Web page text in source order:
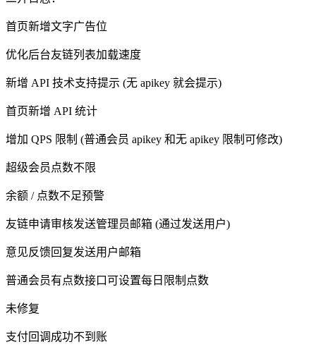
首页新增文字广告位
优化后台友链列表加载速度
新增 API 技术支持提示 (无 apikey 就会提示)
首页新增 API 统计
增加 QPS 限制 (普通会员 apikey 和无 apikey 限制可修改)
超级会员点数不限
余额 / 点数不足预警
友链申请审核发送管理员邮箱 (通过发送用户)
意见反馈回复发送用户邮箱
普通会员有点数接口可设置每日限制点数
未修复
支付回调成功不到账